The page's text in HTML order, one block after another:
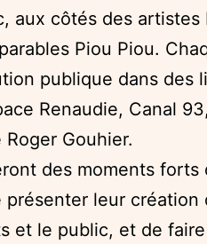
aux côtés des artistes
Piou Piou.
publique dans des
Renaudie, Canal
Gouhier.
des moments forts
leur création
et le public, et de